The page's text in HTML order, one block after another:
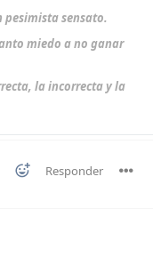
pesimista sensato.
miedo a no ganar
la incorrecta y la
Responder